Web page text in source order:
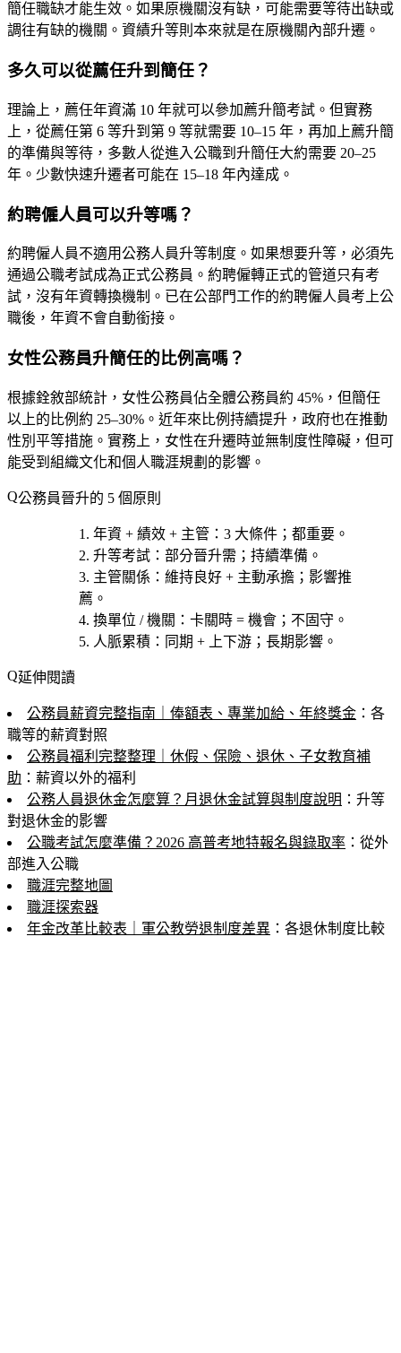
簡任職缺才能生效。如果原機關沒有缺，可能需要等待出缺或
調往有缺的機關。資績升等則本來就是在原機關內部升遷。
多久可以從薦任升到簡任？
理論上，薦任年資滿 10 年就可以參加薦升簡考試。但實務
上，從薦任第 6 等升到第 9 等就需要 10–15 年，再加上薦升簡
的準備與等待，多數人從進入公職到升簡任大約需要 20–25
年。少數快速升遷者可能在 15–18 年內達成。
約聘僱人員可以升等嗎？
約聘僱人員不適用公務人員升等制度。如果想要升等，必須先
通過公職考試成為正式公務員。約聘僱轉正式的管道只有考
試，沒有年資轉換機制。已在公部門工作的約聘僱人員考上公
職後，年資不會自動銜接。
女性公務員升簡任的比例高嗎？
根據銓敘部統計，女性公務員佔全體公務員約 45%，但簡任
以上的比例約 25–30%。近年來比例持續提升，政府也在推動
性別平等措施。實務上，女性在升遷時並無制度性障礙，但可
能受到組織文化和個人職涯規劃的影響。
公務員晉升的 5 個原則
年資 + 績效 + 主管 ：3 大條件；都重要。
升等考試 ：部分晉升需；持續準備。
主管關係 ：維持良好 + 主動承擔；影響推
薦。
換單位 / 機關 ：卡關時 = 機會；不固守。
人脈累積 ：同期 + 上下游；長期影響。
延伸閱讀
公務員薪資完整指南｜俸額表、專業加給、年終獎金 ：各
職等的薪資對照
公務員福利完整整理｜休假、保險、退休、子女教育補
助 ：薪資以外的福利
公務人員退休金怎麼算？月退休金試算與制度說明 ：升等
對退休金的影響
公職考試怎麼準備？2026 高普考地特報名與錄取率 ：從外
部進入公職
職涯完整地圖
職涯探索器
年金改革比較表｜軍公教勞退制度差異 ：各退休制度比較